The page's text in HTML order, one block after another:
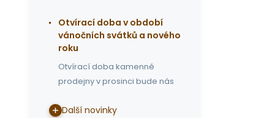
Otvírací doba v období
vánočních svátků a nového
roku
Otvírací doba kamenné
prodejny v prosinci bude nás
Další novinky